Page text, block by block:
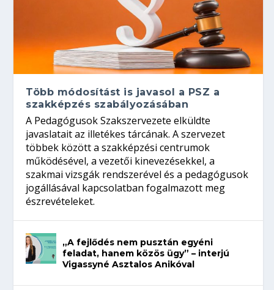
Több módosítást is javasol a PSZ a
szakképzés szabályozásában
A Pedagógusok Szakszervezete elküldte
javaslatait az illetékes tárcának. A szervezet
többek között a szakképzési centrumok
működésével, a vezetői kinevezésekkel, a
szakmai vizsgák rendszerével és a pedagógusok
jogállásával kapcsolatban fogalmazott meg
észrevételeket.
„A fejlődés nem pusztán egyéni
feladat, hanem közös ügy” – interjú
Vigassyné Asztalos Anikóval